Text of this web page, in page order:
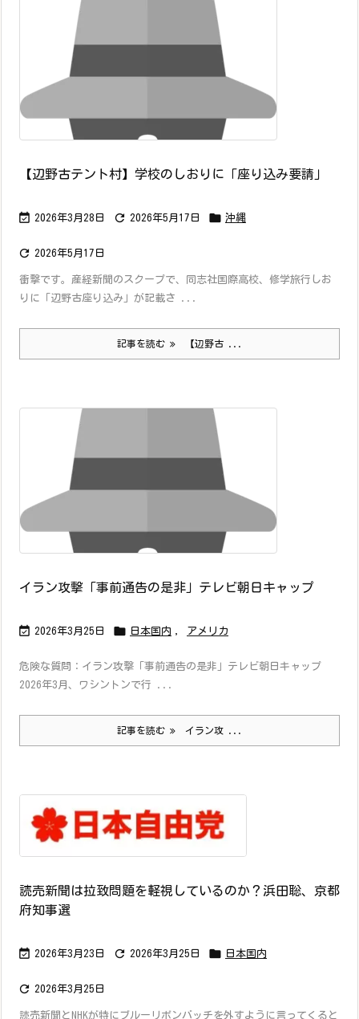
【辺野古テント村】学校のしおりに「座り込み要請」
 2026年3月28日  2026年5月17日  沖縄
 2026年5月17日
衝撃です。産経新聞のスクープで、同志社国際高校、修学旅行しお
りに「辺野古座り込み」が記載さ ...
記事を読む 【辺野古 ...
イラン攻撃「事前通告の是非」テレビ朝日キャップ
 2026年3月25日  日本国内 , アメリカ
危険な質問：イラン攻撃「事前通告の是非」テレビ朝日キャップ
2026年3月、ワシントンで行 ...
記事を読む イラン攻 ...
読売新聞は拉致問題を軽視しているのか？浜田聡、京都
府知事選
 2026年3月23日  2026年3月25日  日本国内
 2026年3月25日
読売新聞とNHKが特にブルーリボンバッチを外すように言ってくると